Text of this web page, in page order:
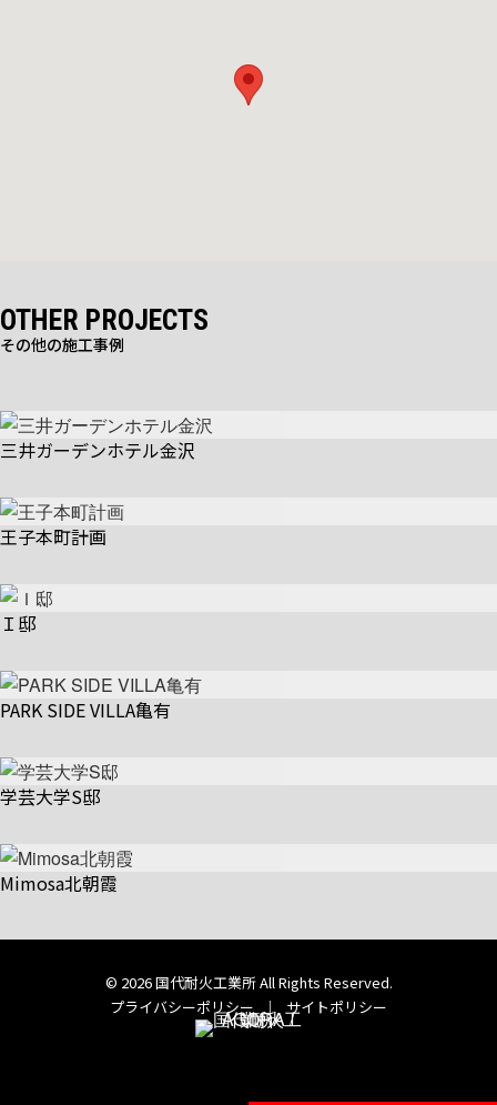
OTHER PROJECTS
その他の施工事例
三井ガーデンホテル金沢
王子本町計画
Ｉ邸
PARK SIDE VILLA亀有
学芸大学S邸
Mimosa北朝霞
© 2026 国代耐火工業所 All Rights Reserved.
プライバシーポリシー ｜ サイトポリシー